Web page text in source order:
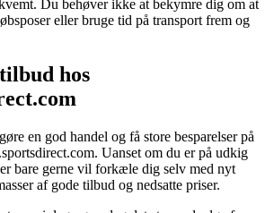
Du behøver ikke at bekymre dig om at
eller bruge tid på transport frem og
hos
en god handel og få store besparelser på
Uanset om du er på udkig
bare gerne vil forkæle dig selv med nyt
af gode tilbud og nedsatte priser.